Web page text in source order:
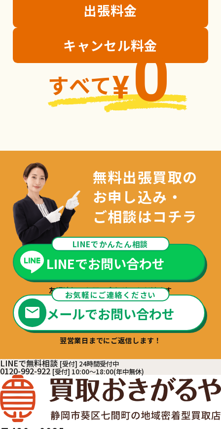
出張料金
キャンセル料金
すべて¥0
無料出張買取の
お申し込み・
ご相談はコチラ
LINEでかんたん相談
LINEでお問い合わせ
友達追加でお問い合わせいただけます
お気軽にご連絡ください
メールでお問い合わせ
翌営業日までにご返信します！
LINEで無料相談 [受付] 24時間受付中
0120-992-922 [受付] 10:00～18:00(年中無休)